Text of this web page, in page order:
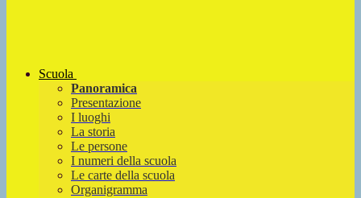
Scuola
Panoramica
Presentazione
I luoghi
La storia
Le persone
I numeri della scuola
Le carte della scuola
Organigramma